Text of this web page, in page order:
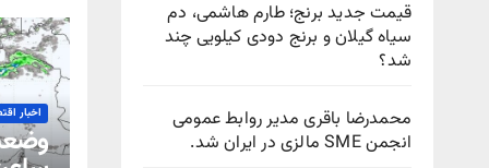
قیمت جدید برنج؛ طارم هاشمی، دم
سیاه گیلان و برنج دودی کیلویی چند
شد؟
محمدرضا باقری مدیر روابط عمومی
انجمن SME مالزی در ایران شد.
اخبار